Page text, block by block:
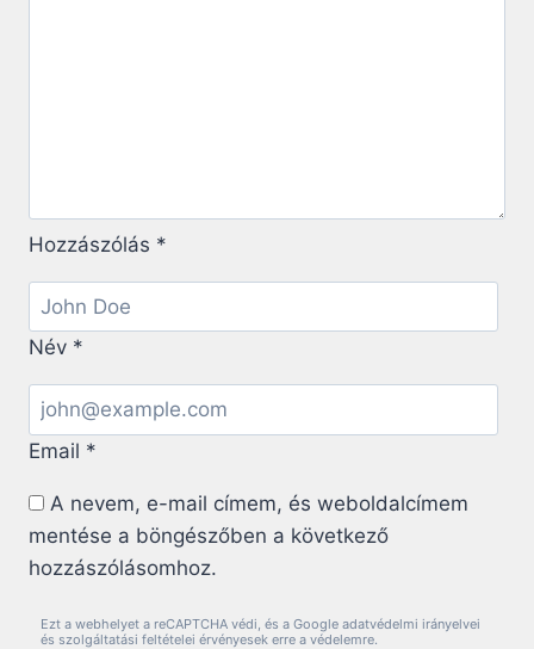
Hozzászólás *
Név *
Email *
A nevem, e-mail címem, és weboldalcímem
mentése a böngészőben a következő
hozzászólásomhoz.
Ezt a webhelyet a reCAPTCHA védi, és a Google adatvédelmi irányelvei
és szolgáltatási feltételei érvényesek erre a védelemre.